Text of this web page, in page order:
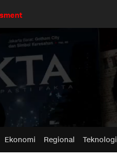
Ekonomi Regional Teknologi